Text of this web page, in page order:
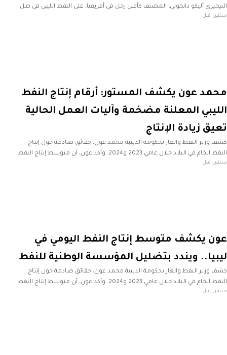
النيجيري أليكو دانجوتي، المصنف كأغنى رجل في أفريقيا، على النفط الليبي في ظل
تحقيقات فساد يجريها البرلمان النيجيري، وذلك
سنتين قبل
محمد عون يكشف المستور: أرقام إنتاج النفط
الليبي المعلنة مضخمة وآليات العمل الحالية
تعيق زيادة الإنتاج
كشف وزير النفط والغاز بحكومة الدبيبة محمد عون، حقائق صادمة حول إنتاج
النفط الخام في البلاد خلال عامي 2023 و2024. وأكد عون، أن متوسط إنتاج النفط
لم يتجاوز مليونا و200
سنتين قبل
عون يكشف متوسط إنتاج النفط اليومي في
ليبيا.. ويندد بتضليل المؤسسة الوطنية للنفط
كشف وزير النفط والغاز بحكومة الدبيبة محمد عون، حقائق صادمة حول إنتاج
النفط الخام في البلاد خلال عامي 2023 و2024. وأكد عون، أن متوسط إنتاج النفط
لم يتجاوز مليونا و200
سنتين قبل